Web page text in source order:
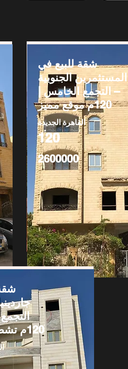
شقة للبيع في
المستثمرين الجنوبية
– التجمع الخامس |
120م موقع مميز
القاهرة الجديدة
120
2600000
120م تشطيب كامل